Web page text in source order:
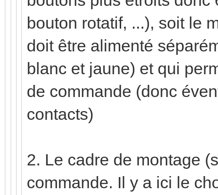
bouton rotatif, ...), soit le
doit être alimenté
blanc et jaune) et qui
de commande (donc
contacts)
2. Le cadre de montage
commande. Il y a ici le